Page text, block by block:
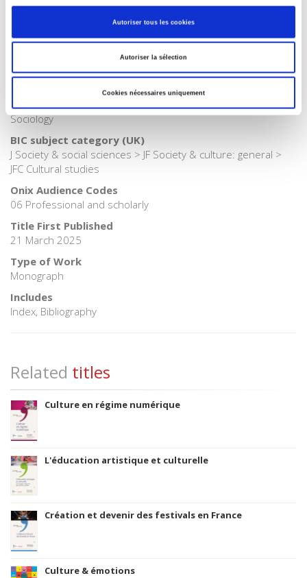
Autoriser tous les cookies
Autoriser la sélection
Cookies nécessaires uniquement
Publisher Category
Publisher Category
BISAC Subject Heading
SOC000000 SOCIAL SCIENCE > SOC047000 SOCIAL SCIENCE
/ Children's Studies > SOC026000 SOCIAL SCIENCE /
Sociology
BIC subject category (UK)
J Society & social sciences > JF Society & culture: general >
JFC Cultural studies
Onix Audience Codes
06 Professional and scholarly
Title First Published
21 March 2025
Type of Work
Monograph
Includes
Index, Bibliography
Related titles
Culture en régime numérique
L'éducation artistique et culturelle
Création et devenir des festivals en France
Culture & émotions